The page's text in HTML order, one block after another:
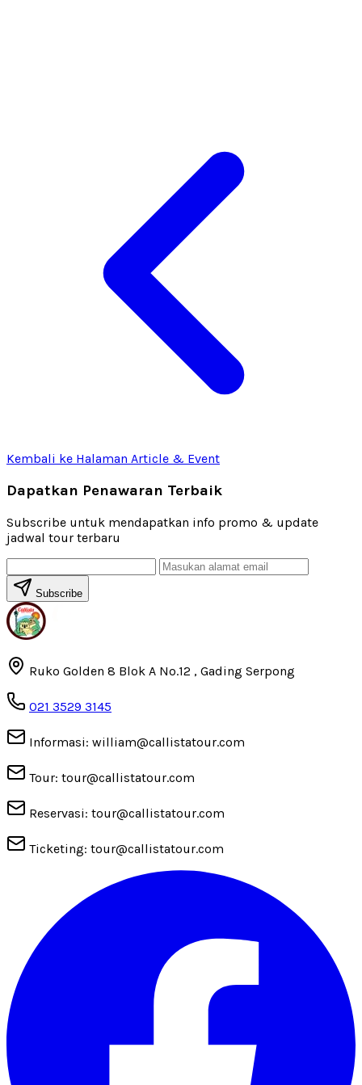
Kembali ke Halaman Article & Event
Dapatkan Penawaran Terbaik
Subscribe untuk mendapatkan info promo & update
jadwal tour terbaru
Subscribe
Ruko Golden 8 Blok A No.12 , Gading Serpong
021 3529 3145
Informasi: william@callistatour.com
Tour: tour@callistatour.com
Reservasi: tour@callistatour.com
Ticketing: tour@callistatour.com